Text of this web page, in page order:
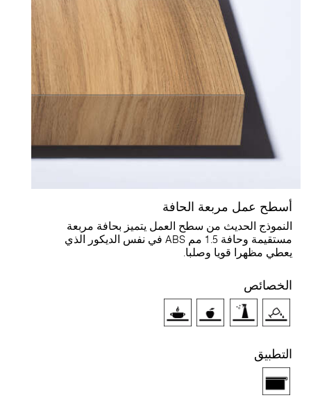
عمل مربعة الحافة
الحديث من سطح العمل يتميز بحافة مربعة
مستقيمة وحافة 1.5 مم ABS في نفس الديكور الذي
مظهرا قويا وصلبا.